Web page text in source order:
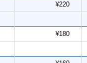
¥220
¥180